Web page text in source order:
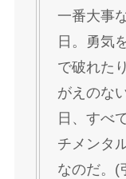
一番大事
日。勇気
で破れた
がえのな
日、すべ
チメンタ
なのだ。